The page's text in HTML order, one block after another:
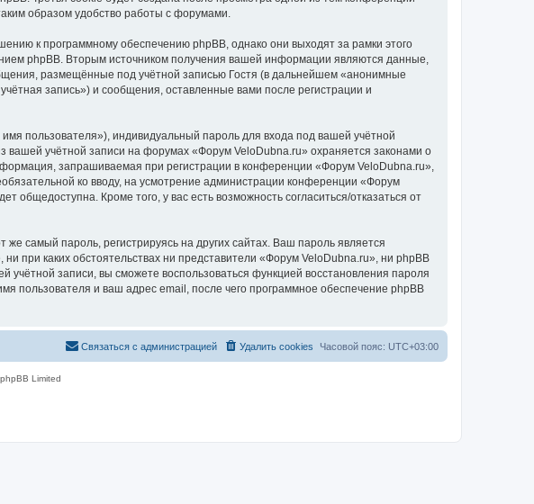
образом удобство работы с форумами.
к программному обеспечению phpBB, однако они выходят за рамки этого
phpBB. Вторым источником получения вашей информации являются данные,
размещённые под учётной записью Гостя (в дальнейшем «анонимные
запись») и сообщения, оставленные вами после регистрации и
пользователя»), индивидуальный пароль для входа под вашей учётной
учётной записи на форумах «Форум VeloDubna.ru» охраняется законами о
запрашиваемая при регистрации в конференции «Форум VeloDubna.ru»,
ко вводу, на усмотрение администрации конференции «Форум
Кроме того, у вас есть возможность согласиться/отказаться от
самый пароль, регистрируясь на других сайтах. Ваш пароль является
при каких обстоятельствах ни представители «Форум VeloDubna.ru», ни phpBB
записи, вы сможете воспользоваться функцией восстановления пароля
пользователя и ваш адрес email, после чего программное обеспечение phpBB
Часовой пояс: UTC+03:00
Удалить cookies
Связаться с администрацией
Limited